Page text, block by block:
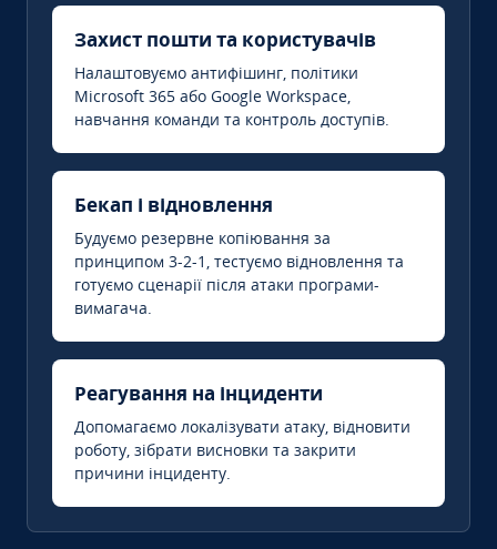
Захист пошти та користувачів
Налаштовуємо антифішинг, політики
Microsoft 365 або Google Workspace,
навчання команди та контроль доступів.
Бекап і відновлення
Будуємо резервне копіювання за
принципом 3-2-1, тестуємо відновлення та
готуємо сценарії після атаки програми-
вимагача.
Реагування на інциденти
Допомагаємо локалізувати атаку, відновити
роботу, зібрати висновки та закрити
причини інциденту.